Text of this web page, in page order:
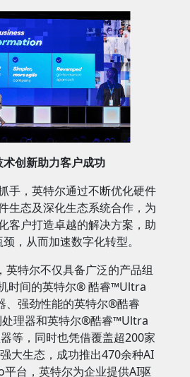
术创新助力客户成功
手，英特尔通过不断优化硬件
生态及深化生态系统合作，为
客户打造卓越的解决方案，助
，从而加速数字化转型。
英特尔不仅具备广泛的产品组
时间的英特尔® 酷睿™Ultra
、强劲性能的英特尔®酷睿
理器和英特尔®酷睿™Ultra
等，同时也凭借覆盖超200家
大生态，成功推出470余种AI
台，英特尔为企业提供AI驱